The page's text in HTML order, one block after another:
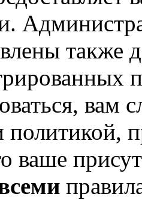
также
вам
политикой,
ваше